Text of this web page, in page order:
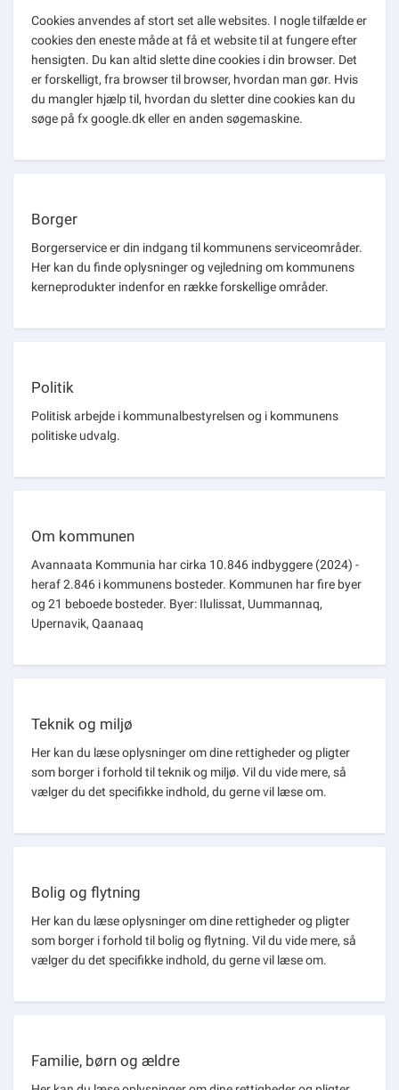
Cookies anvendes af stort set alle websites. I nogle tilfælde er
cookies den eneste måde at få et website til at fungere efter
hensigten. Du kan altid slette dine cookies i din browser. Det
er forskelligt, fra browser til browser, hvordan man gør. Hvis
du mangler hjælp til, hvordan du sletter dine cookies kan du
søge på fx google.dk eller en anden søgemaskine.
Borger
Borgerservice er din indgang til kommunens serviceområder.
Her kan du finde oplysninger og vejledning om kommunens
kerneprodukter indenfor en række forskellige områder.
Politik
Politisk arbejde i kommunalbestyrelsen og i kommunens
politiske udvalg.
Om kommunen
Avannaata Kommunia har cirka 10.846 indbyggere (2024) -
heraf 2.846 i kommunens bosteder. Kommunen har fire byer
og 21 beboede bosteder. Byer: Ilulissat, Uummannaq,
Upernavik, Qaanaaq
Teknik og miljø
Her kan du læse oplysninger om dine rettigheder og pligter
som borger i forhold til teknik og miljø. Vil du vide mere, så
vælger du det specifikke indhold, du gerne vil læse om.
Bolig og flytning
Her kan du læse oplysninger om dine rettigheder og pligter
som borger i forhold til bolig og flytning. Vil du vide mere, så
vælger du det specifikke indhold, du gerne vil læse om.
Familie, børn og ældre